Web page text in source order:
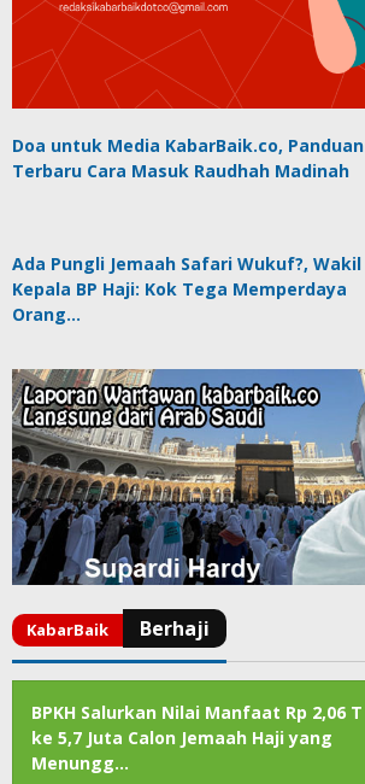
Doa untuk Media KabarBaik.co, Panduan
Terbaru Cara Masuk Raudhah Madinah
Ada Pungli Jemaah Safari Wukuf?, Wakil
Kepala BP Haji: Kok Tega Memperdaya
Orang…
BPKH Salurkan Nilai Manfaat Rp 2,06 T
ke 5,7 Juta Calon Jemaah Haji yang
Menungg…